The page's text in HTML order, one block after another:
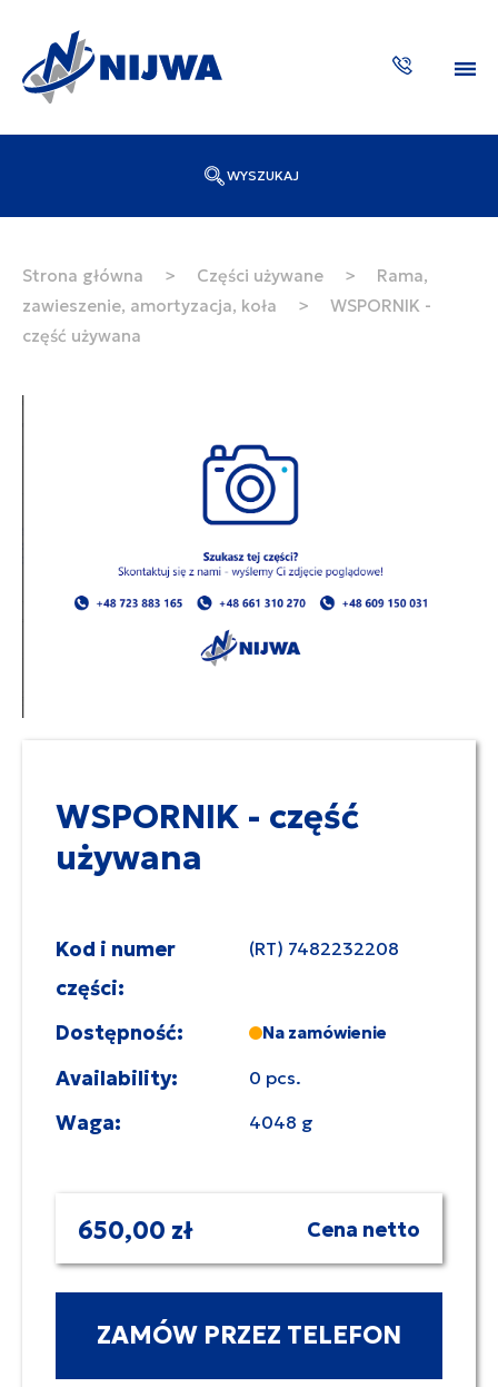
WYSZUKAJ
SZUKAJ
Strona główna > Części używane >
Rama,
zawieszenie, amortyzacja, koła
>
WSPORNIK -
część używana
WSPORNIK - część
używana
Kod i numer
części:
(RT) 7482232208
Dostępność: Na zamówienie
Availability: 0 pcs.
Waga: 4048 g
650,00 zł Cena netto
ZAMÓW PRZEZ TELEFON